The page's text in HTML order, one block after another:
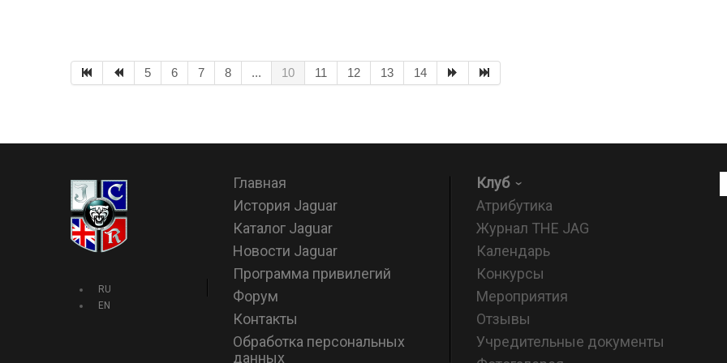
5 6 7 8 ... 10 11 12 13 14
RU
EN
Главная
История Jaguar
Каталог Jaguar
Новости Jaguar
Программа привилегий
Форум
Контакты
Обработка персональных
данных
Клуб
Атрибутика
Журнал THE JAG
Календарь
Конкурсы
Мероприятия
Отзывы
Учредительные документы